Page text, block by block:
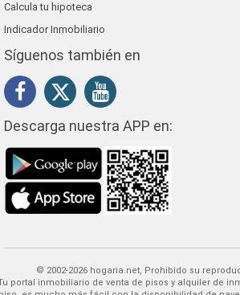
Calcula tu hipoteca
Indicador Inmobiliario
Síguenos también en
Descarga nuestra APP en:
© 2002-2026 hogaria.net, Prohibido su
Encontrar tu casa o